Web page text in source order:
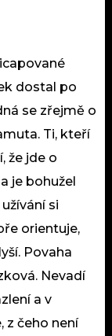
dostal po
se zřejmě o
Ti, kteří
že jde o
je bohužel
si
orientuje,
Povaha
Nevadí
a v
z čeho není